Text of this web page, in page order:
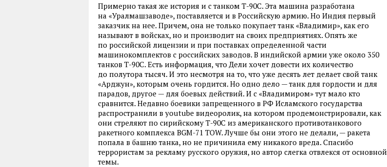
Примерно такая же история и с танком Т-90С. Эта машина разработана
на «Уралмашзаводе», поставляется и в Российскую армию. Но Индия первый
заказчик на нее. Причем, она не только покупает танк «Владимир», как его
называют в войсках, но и производит на своих предприятиях. Опять же
по российской лицензии и при поставках определенной части
машинокомплектов с российских заводов. В индийской армии уже около 350
танков Т-90С. Есть информация, что Дели хочет довести их количество
до полутора тысяч. И это несмотря на то, что уже десять лет делает свой танк
«Арджун», которым очень гордится. Но одно дело — танк для гордости и для
парадов, другое — для боевых действий. И с «Владимиром» тут мало кто
сравнится. Недавно боевики запрещенного в РФ Исламского государства
распространили в youtube видеоролик, на котором продемонстрировали, как
они стреляют по сирийскому Т-90С из американского противотанкового
ракетного комплекса BGM-71 TOW. Лучше бы они этого не делали, — ракета
попала в башню танка, но не причинила ему никакого вреда. Спасибо
террористам за рекламу русского оружия, но автор слегка отвлекся от основной
темы.